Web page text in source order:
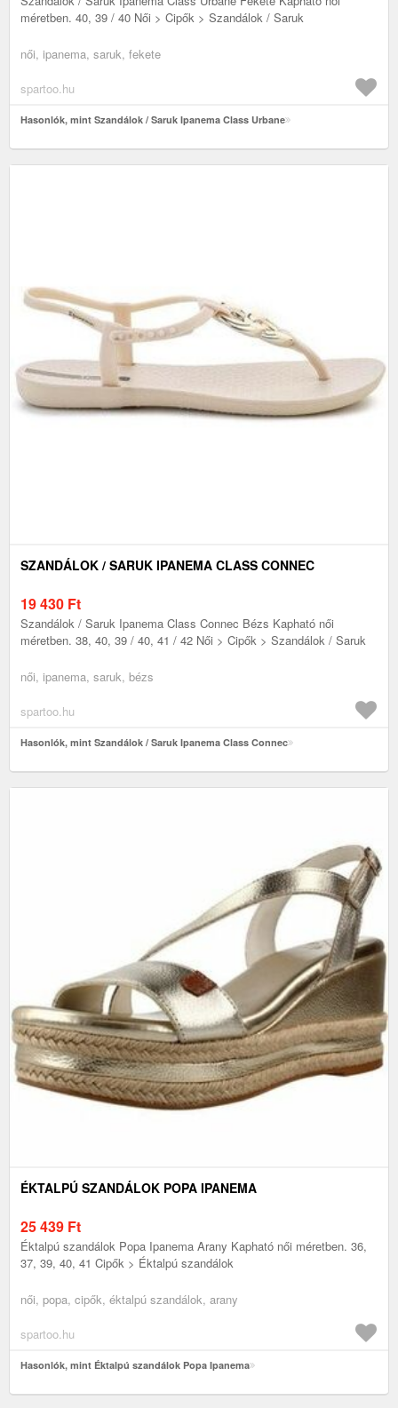
méretben. 40, 39 / 40 Női > Cipők > Szandálok / Saruk
női, ipanema, saruk, fekete
spartoo.hu
Hasonlók, mint Szandálok / Saruk Ipanema Class Urbane
SZANDÁLOK / SARUK IPANEMA CLASS CONNEC
19 430 Ft
Szandálok / Saruk Ipanema Class Connec Bézs Kapható női
méretben. 38, 40, 39 / 40, 41 / 42 Női > Cipők > Szandálok / Saruk
női, ipanema, saruk, bézs
spartoo.hu
Hasonlók, mint Szandálok / Saruk Ipanema Class Connec
ÉKTALPÚ SZANDÁLOK POPA IPANEMA
25 439 Ft
Éktalpú szandálok Popa Ipanema Arany Kapható női méretben. 36,
37, 39, 40, 41 Cipők > Éktalpú szandálok
női, popa, cipők, éktalpú szandálok, arany
spartoo.hu
Hasonlók, mint Éktalpú szandálok Popa Ipanema